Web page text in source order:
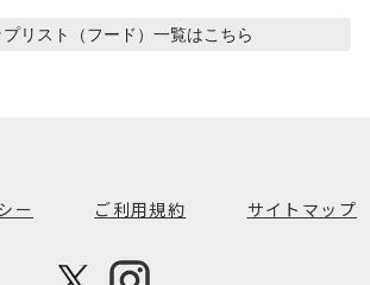
リスト（フード） 一覧はこちら
ー ご利用規約 サイトマップ